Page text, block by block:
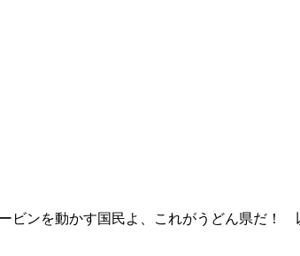
ビンを動かす国民よ、これがうどん県だ